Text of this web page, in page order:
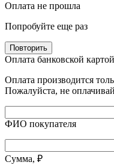
Оплата не прошла
Попробуйте еще раз
Повторить
Оплата банковской картой
Оплата производится
Пожалуйста, не
ФИО покупателя
Сумма, ₽